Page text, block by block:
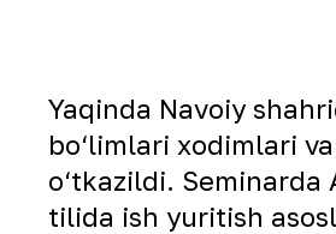
Yaqinda Navoiy
bo‘limlari xodimlari
o‘tkazildi.
tilida ish yuritish